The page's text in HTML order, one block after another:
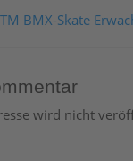
BMX-Skate
wird nicht